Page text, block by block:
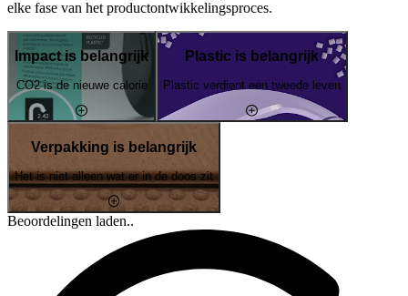
elke fase van het productontwikkelingsproces.
Impact is belangrijk
CO2 is de nieuwe calorie
Plastic is belangrijk
Plastic verdient een tweede leven
Verpakking is belangrijk
Het is niet alleen wat er in de doos zit
Beoordelingen laden..